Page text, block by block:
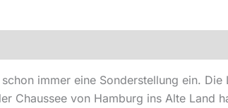
immer eine Sonderstellung ein.
Chaussee von Hamburg ins Alte Land